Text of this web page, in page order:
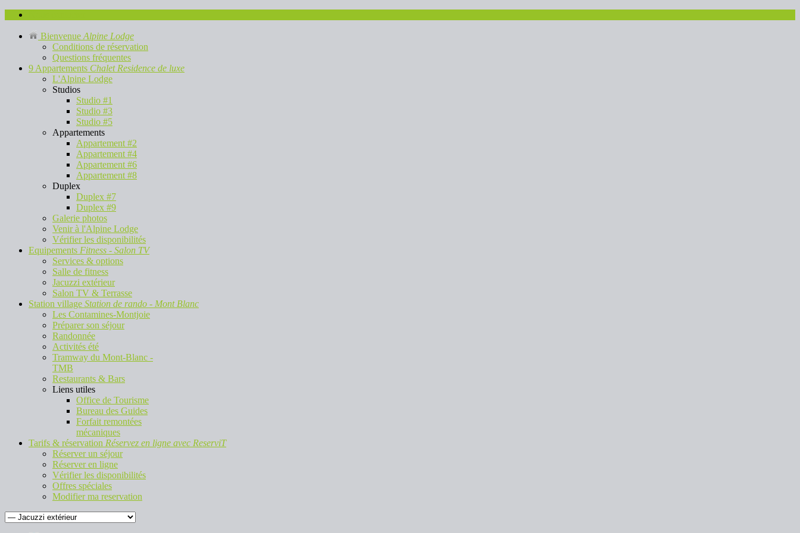
Bienvenue Alpine Lodge
Conditions de réservation
Questions fréquentes
9 Appartements Chalet Residence de luxe
L'Alpine Lodge
Studios
Studio #1
Studio #3
Studio #5
Appartements
Appartement #2
Appartement #4
Appartement #6
Appartement #8
Duplex
Duplex #7
Duplex #9
Galerie photos
Venir à l'Alpine Lodge
Vérifier les disponibilités
Equipements Fitness - Salon TV
Services & options
Salle de fitness
Jacuzzi extérieur
Salon TV & Terrasse
Station village Station de rando - Mont Blanc
Les Contamines-Montjoie
Préparer son séjour
Randonnée
Activités été
Tramway du Mont-Blanc -
TMB
Restaurants & Bars
Liens utiles
Office de Tourisme
Bureau des Guides
Forfait remontées
mécaniques
Tarifs & réservation Réservez en ligne avec ReserviT
Réserver un séjour
Réserver en ligne
Vérifier les disponibilités
Offres spéciales
Modifier ma reservation